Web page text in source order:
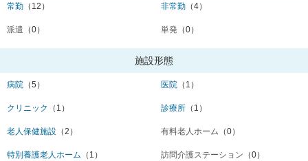
常勤 （12） 非常勤 （4）
派遣 （0） 単発 （0）
施設形態
病院 （5） 医院 （1）
クリニック （1） 診療所 （1）
老人保健施設 （2） 有料老人ホーム （0）
特別養護老人ホーム （1） 訪問介護ステーション （0）